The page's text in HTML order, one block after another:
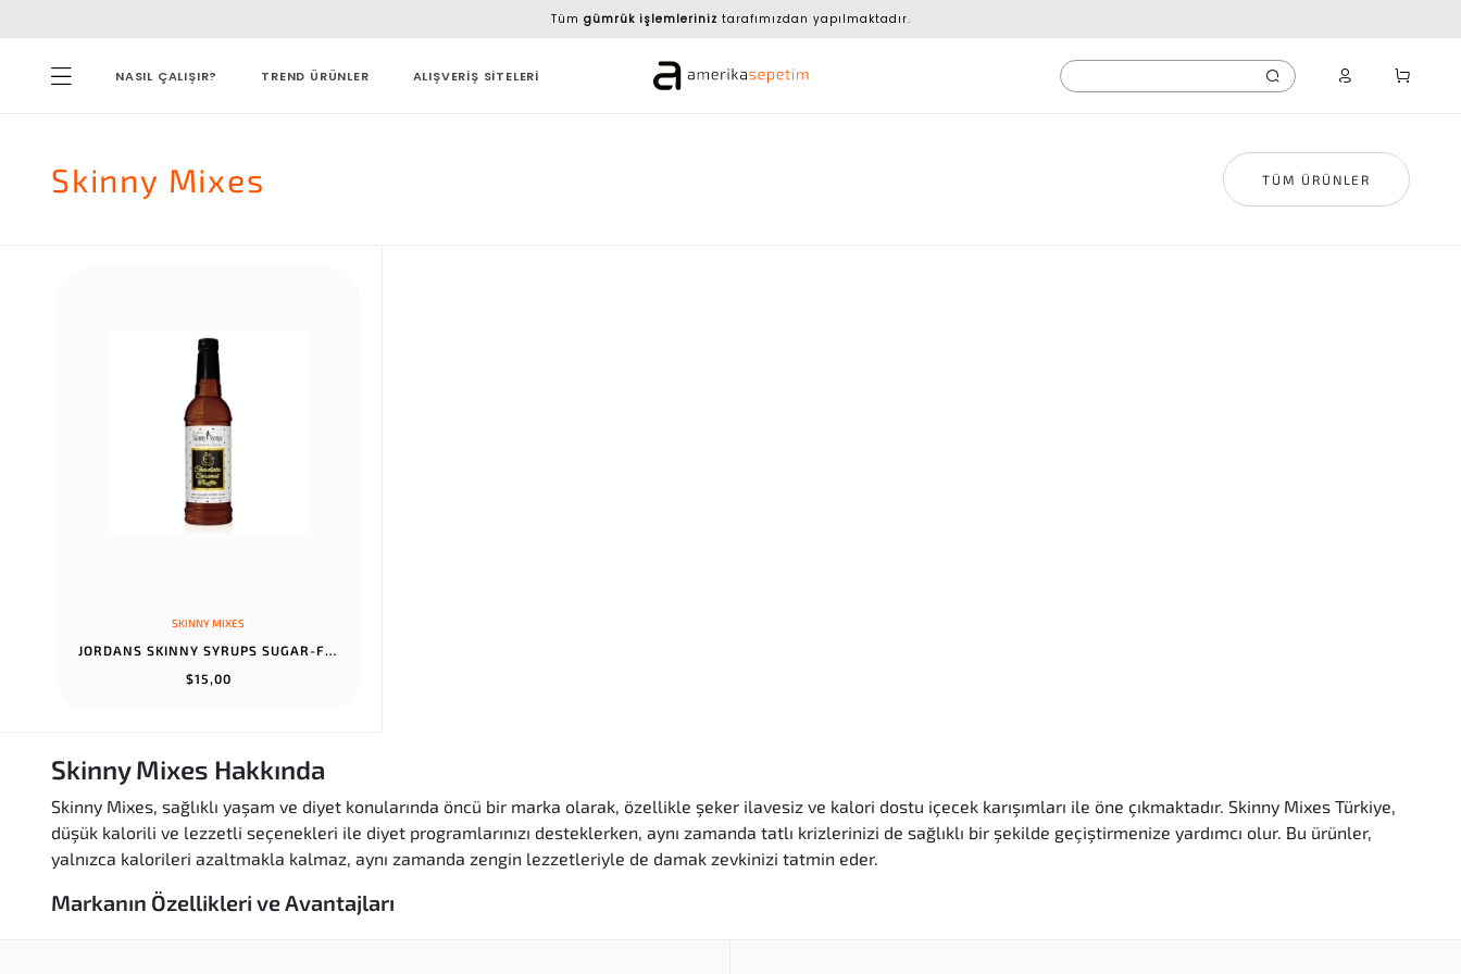
Tüm gümrük işlemleriniz tarafımızdan yapılmaktadır.
NASIL ÇALIŞIR? TREND ÜRÜNLER ALIŞVERİŞ SİTELERİ
Skinny Mixes TÜM ÜRÜNLER
SKINNY MIXES
JORDANS SKINNY SYRUPS SUGAR-FREE CHOCOLATE CARAMEL TRUFFLE FLAVOR...
$15,00
Skinny Mixes Hakkında
Skinny Mixes, sağlıklı yaşam ve diyet konularında öncü bir marka olarak, özellikle şeker ilavesiz ve kalori dostu içecek karışımları ile öne çıkmaktadır. Skinny Mixes Türkiye,
düşük kalorili ve lezzetli seçenekleri ile diyet programlarınızı desteklerken, aynı zamanda tatlı krizlerinizi de sağlıklı bir şekilde geçiştirmenize yardımcı olur. Bu ürünler,
yalnızca kalorileri azaltmakla kalmaz, aynı zamanda zengin lezzetleriyle de damak zevkinizi tatmin eder.
Markanın Özellikleri ve Avantajları